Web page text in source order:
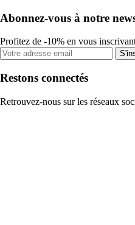
Abonnez-vous à notre
Profitez de -10% en vous
Restons connectés
Retrouvez-nous sur les réseaux